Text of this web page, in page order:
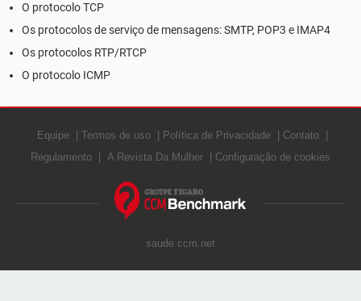
O protocolo TCP
Os protocolos de serviço de mensagens: SMTP, POP3 e IMAP4
Os protocolos RTP/RTCP
O protocolo ICMP
Equipe Termos de uso Política de Privacidade
Contato
Regulamento
A Revista Da Mulher Configuração de cookies
saude.ccm.net